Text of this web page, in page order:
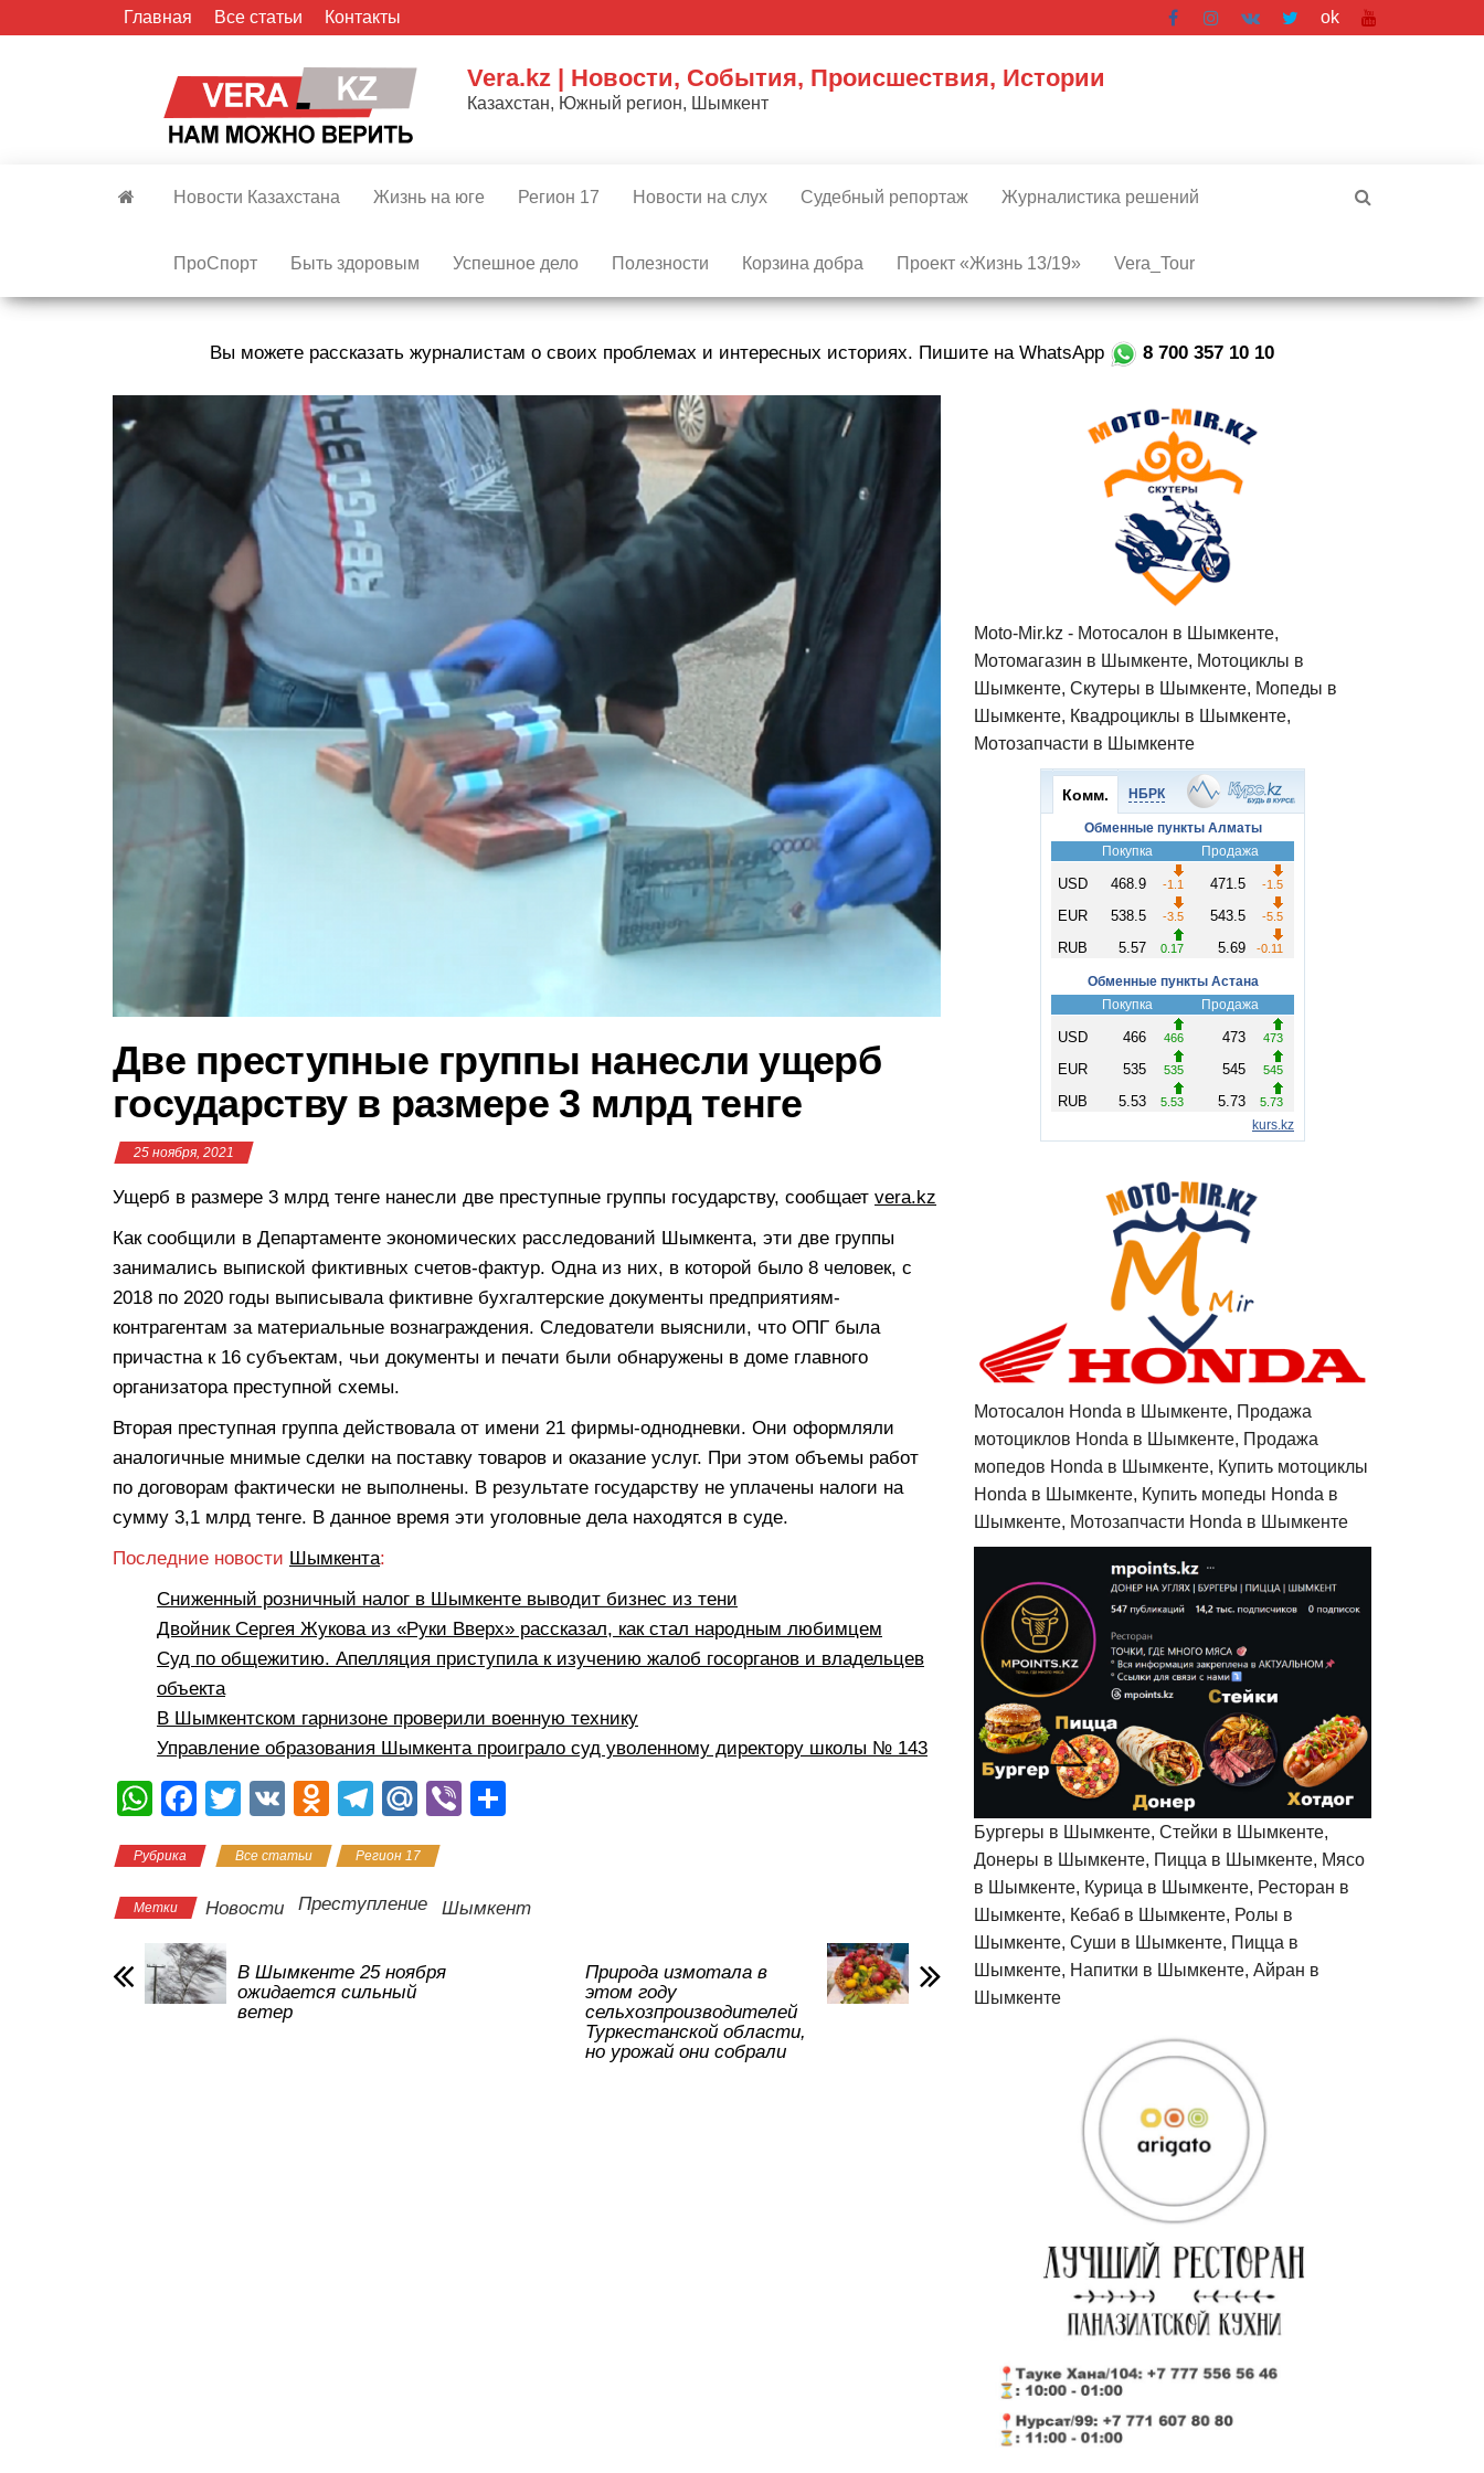
Главная Все статьи Контакты ok
Vera.kz | Новости, События, Происшествия, Истории
Казахстан, Южный регион, Шымкент
Новости Казахстана Жизнь на юге Регион 17 Новости на слух Судебный репортаж Журналистика решений
ПроСпорт Быть здоровым Успешное дело Полезности Корзина добра Проект «Жизнь 13/19» Vera_Tour
Вы можете рассказать журналистам о своих проблемах и интересных историях. Пишите на WhatsApp 8 700 357 10 10
Две преступные группы нанесли ущерб
государству в размере 3 млрд тенге
25 ноября, 2021
Ущерб в размере 3 млрд тенге нанесли две преступные группы государству, сообщает vera.kz
Как сообщили в Департаменте экономических расследований Шымкента, эти две группы
занимались выпиской фиктивных счетов-фактур. Одна из них, в которой было 8 человек, с
2018 по 2020 годы выписывала фиктивне бухгалтерские документы предприятиям-
контрагентам за материальные вознаграждения. Следователи выяснили, что ОПГ была
причастна к 16 субъектам, чьи документы и печати были обнаружены в доме главного
организатора преступной схемы.
Вторая преступная группа действовала от имени 21 фирмы-однодневки. Они оформляли
аналогичные мнимые сделки на поставку товаров и оказание услуг. При этом объемы работ
по договорам фактически не выполнены. В результате государству не уплачены налоги на
сумму 3,1 млрд тенге. В данное время эти уголовные дела находятся в суде.
Последние новости Шымкента:
Сниженный розничный налог в Шымкенте выводит бизнес из тени
Двойник Сергея Жукова из «Руки Вверх» рассказал, как стал народным любимцем
Суд по общежитию. Апелляция приступила к изучению жалоб госорганов и владельцев
объекта
В Шымкентском гарнизоне проверили военную технику
Управление образования Шымкента проиграло суд уволенному директору школы № 143
W
at
s
A
p
p
F
c
e
b
o
o
T
tt
er
V
O
n
o
a
ss
T
e
gr
m
M
.R
u
Vi
а
Рубрика Все статьи Регион 17
Метки Новости Преступление Шымкент
В Шымкенте 25 ноября
ожидается сильный
ветер
Природа измотала в
этом году
сельхозпроизводителей
Туркестанской области,
но урожай они собрали
Moto-Mir.kz - Мотосалон в Шымкенте,
Мотомагазин в Шымкенте, Мотоциклы в
Шымкенте, Скутеры в Шымкенте, Мопеды в
Шымкенте, Квадроциклы в Шымкенте,
Мотозапчасти в Шымкенте
Мотосалон Honda в Шымкенте, Продажа
мотоциклов Honda в Шымкенте, Продажа
мопедов Honda в Шымкенте, Купить мотоциклы
Honda в Шымкенте, Купить мопеды Honda в
Шымкенте, Мотозапчасти Honda в Шымкенте
Бургеры в Шымкенте, Стейки в Шымкенте,
Донеры в Шымкенте, Пицца в Шымкенте, Мясо
в Шымкенте, Курица в Шымкенте, Ресторан в
Шымкенте, Кебаб в Шымкенте, Ролы в
Шымкенте, Суши в Шымкенте, Пицца в
Шымкенте, Напитки в Шымкенте, Айран в
Шымкенте